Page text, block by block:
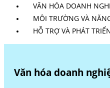
VĂN HÓA DOANH
MÔI TRƯỜNG VÀ
HỖ TRỢ VÀ PHÁT
Văn hóa doanh